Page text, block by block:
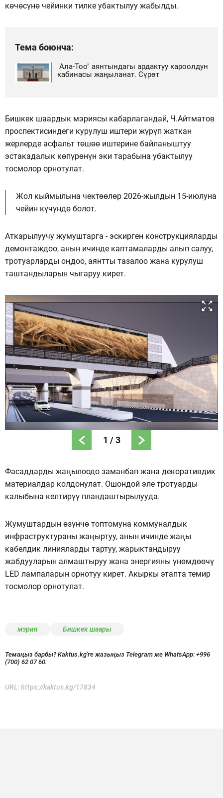
көчөсүнө чейинки тилке убактылуу жабылды.
Тема боюнча:
"Ала-Тоо" аянтындагы ардактуу кароолдун
кабинасы жаңыланат. Сүрөт
Бишкек шаардык мэриясы кабарлагандай, Ч.Айтматов
проспектисиндеги курулуш иштери жүрүп жаткан
жерлерде асфальт төшөө иштерине байланыштуу
эстакадалык көпүрөнүн эки тарабына убактылуу
тосмолор орнотулат.
Жол кыймылына чектөөлөр 2026-жылдын 15-июлуна
чейин күчүндө болот.
Аткарылуучу жумуштарга - эскирген конструкцияларды
демонтаждоо, анын ичинде каптамаларды алып салуу,
тротуарларды оңдоо, аянтты тазалоо жана курулуш
таштандыларын чыгаруу кирет.
1 /3
Фасаддарды жаңылоодо заманбап жана декоративдик
материалдар колдонулат. Ошондой эле тротуарды
калыбына келтирүү пландаштырылууда.
Жумуштардын өзүнчө топтомуна коммуналдык
инфраструктураны жаңыртуу, анын ичинде жаңы
кабелдик линияларды тартуу, жарыктандыруу
жабдууларын алмаштыруу жана энергияны үнөмдөөчү
LED лампаларын орнотуу кирет. Акыркы этапта темир
тосмолор орнотулат.
мэрия Бишкек шаары
Темаңыз барбы? Kaktus.kg'ге жазыңыз Telegram же WhatsApp: +996
(700) 62 07 60.
URL: https://kaktus.kg/17834